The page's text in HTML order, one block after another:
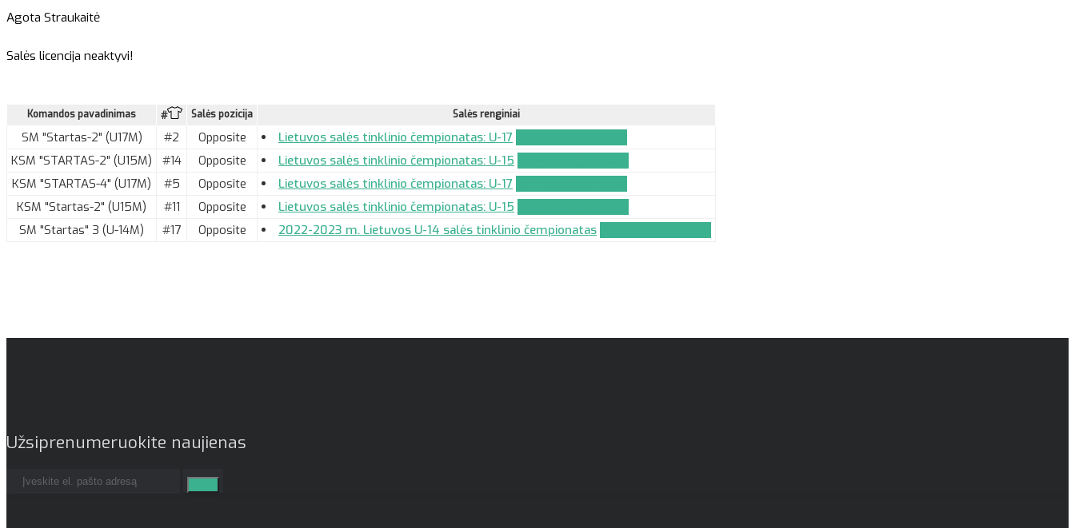
Agota Straukaitė
Salės licencija neaktyvi!
Komandos pavadinimas # Salės pozicija Salės renginiai
SM "Startas-2" (U17M) #2 Opposite Lietuvos salės tinklinio čempionatas: U-17
KSM "STARTAS-2" (U15M)
#14 Opposite Lietuvos salės tinklinio čempionatas: U-15
KSM "STARTAS-4" (U17M)
#5 Opposite Lietuvos salės tinklinio čempionatas: U-17
KSM "Startas-2" (U15M)
#11 Opposite Lietuvos salės tinklinio čempionatas: U-15
SM "Startas" 3 (U-14M)
#17 Opposite 2022-2023 m. Lietuvos U-14 salės tinklinio čempionatas
Užsiprenumeruokite naujienas